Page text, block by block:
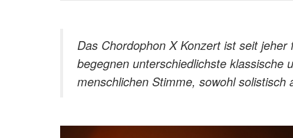
Das Chordophon X Konzert ist seit
begegnen unterschiedlichste klassische
menschlichen Stimme, sowohl solistisch